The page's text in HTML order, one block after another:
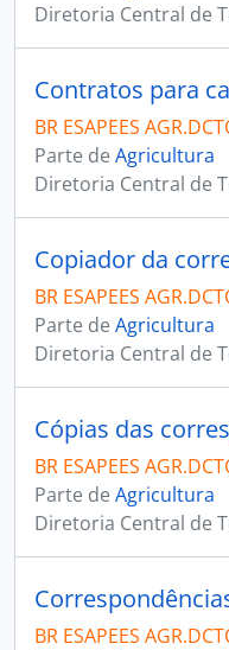
Diretoria Central de
BR ESAPEES
Parte de Agricultura
Diretoria Central de
BR ESAPEES
Parte de Agricultura
Diretoria Central de
BR ESAPEES
Parte de Agricultura
Diretoria Central de
BR ESAPEES